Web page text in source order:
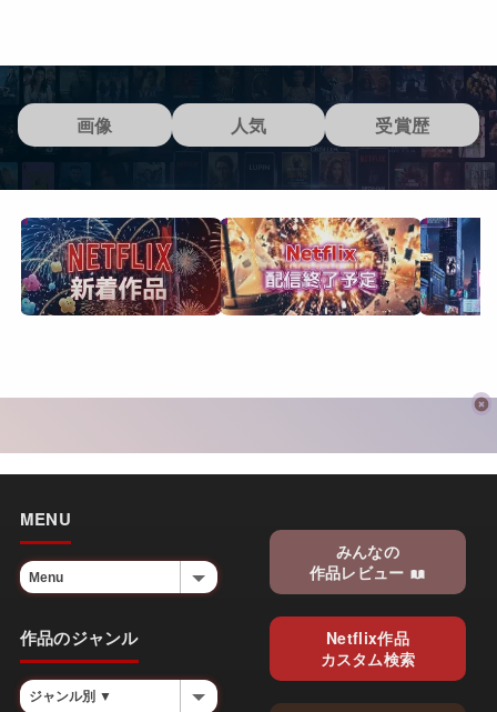
画像 人気 受賞歴
MENU
作品のジャンル
みんなの
作品レビュー
Netflix作品
カスタム検索